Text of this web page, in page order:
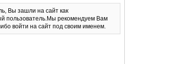
Вы зашли на сайт как
пользователь.Мы рекомендуем Вам
войти на сайт под своим именем.